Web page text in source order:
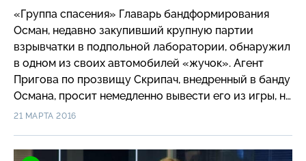
«Группа спасения» Главарь бандформирования
Осман, недавно закупивший крупную партии
взрывчатки в подпольной лаборатории, обнаружил
в одном из своих автомобилей «жучок». Агент
Пригова по прозвищу Скрипач, внедренный в банду
Османа, просит немедленно вывести его из игры, но
получает приказ перед эвакуацией достать
21 МАРТА 2016